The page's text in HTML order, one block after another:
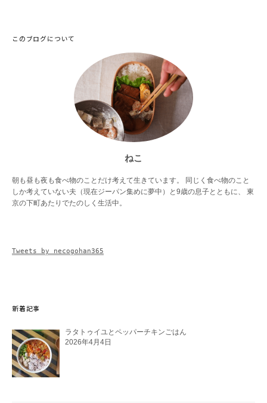
このブログについて
ねこ
朝も昼も夜も食べ物のことだけ考えて生きています。 同じく食べ物のこと
しか考えていない夫（現在ジーパン集めに夢中）と9歳の息子とともに、 東
京の下町あたりでたのしく生活中。
Tweets by necogohan365
新着記事
ラタトゥイユとペッパーチキンごはん
2026年4月4日